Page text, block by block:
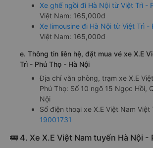
Xe ghế ngồi đi Hà Nội từ Việt Trì -
Việt Nam: 165,000đ
Xe limousine đi Hà Nội từ Việt Trì -
Việt Nam: 165,000đ
e. Thông tin liên hệ, đặt mua vé xe X.E
Trì - Phú Thọ - Hà Nội
Địa chỉ văn phòng, trạm xe X.E
Phú Thọ: Số 10 ngõ 15 Ngọc Hồi,
Nội
Số điện thoại xe X.E Việt Nam Việt
19001731
🚌 4. Xe X.E Việt Nam tuyến Hà Nội -